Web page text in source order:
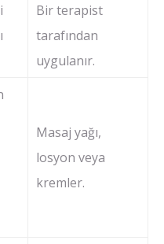
Bir terapist
tarafından
uygulanır.
Masaj yağı,
losyon veya
kremler.